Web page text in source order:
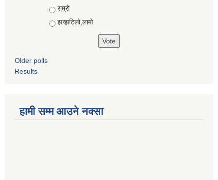
राम्रो
झन्झटिलो,लामो
Older polls
Results
हामी सम्म आउने नक्सा